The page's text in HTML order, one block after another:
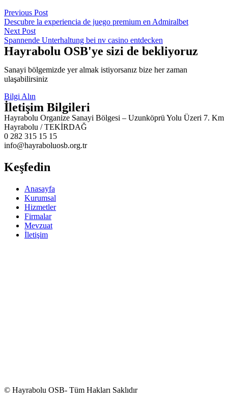
Previous Post
Descubre la experiencia de juego premium en Admiralbet
Next Post
Spannende Unterhaltung bei nv casino entdecken
Hayrabolu OSB'ye sizi de bekliyoruz
Sanayi bölgemizde yer almak istiyorsanız bize her zaman
ulaşabilirsiniz
Bilgi Alın
İletişim Bilgileri
Hayrabolu Organize Sanayi Bölgesi – Uzunköprü Yolu Üzeri 7. Km
Hayrabolu / TEKİRDAĞ
0 282 315 15 15
info@hayraboluosb.org.tr
Keşfedin
Anasayfa
Kurumsal
Hizmetler
Firmalar
Mevzuat
İletişim
© Hayrabolu OSB- Tüm Hakları Saklıdır